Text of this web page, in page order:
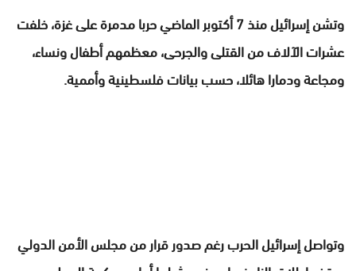
وتشن إسرائيل منذ 7 أكتوبر الماضي حربا مدمرة على غزة، خلفت
عشرات الآلاف من القتلى والجرحى، معظمهم أطفال ونساء،
ومجاعة ودمارا هائلا، حسب بيانات فلسطينية وأممية.
وتواصل إسرائيل الحرب رغم صدور قرار من مجلس الأمن الدولي